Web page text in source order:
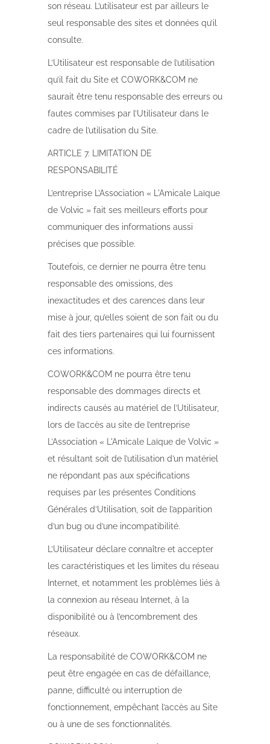
son réseau. L’utilisateur est par ailleurs le
seul responsable des sites et données qu’il
consulte.
L’Utilisateur est responsable de l’utilisation
qu’il fait du Site et COWORK&COM ne
saurait être tenu responsable des erreurs ou
fautes commises par l’Utilisateur dans le
cadre de l’utilisation du Site.
ARTICLE 7. LIMITATION DE
RESPONSABILITÉ
L’entreprise L’Association « L'Amicale Laïque
de Volvic » fait ses meilleurs efforts pour
communiquer des informations aussi
précises que possible.
Toutefois, ce dernier ne pourra être tenu
responsable des omissions, des
inexactitudes et des carences dans leur
mise à jour, qu’elles soient de son fait ou du
fait des tiers partenaires qui lui fournissent
ces informations.
COWORK&COM ne pourra être tenu
responsable des dommages directs et
indirects causés au matériel de l’Utilisateur,
lors de l’accès au site de l’entreprise
L’Association « L'Amicale Laïque de Volvic »
et résultant soit de l’utilisation d’un matériel
ne répondant pas aux spécifications
requises par les présentes Conditions
Générales d’Utilisation, soit de l’apparition
d’un bug ou d’une incompatibilité.
L’Utilisateur déclare connaître et accepter
les caractéristiques et les limites du réseau
Internet, et notamment les problèmes liés à
la connexion au réseau Internet, à la
disponibilité ou à l’encombrement des
réseaux.
La responsabilité de COWORK&COM ne
peut être engagée en cas de défaillance,
panne, difficulté ou interruption de
fonctionnement, empêchant l’accès au Site
ou à une de ses fonctionnalités.